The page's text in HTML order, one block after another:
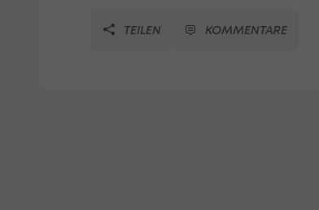
TEILEN KOMMENTARE